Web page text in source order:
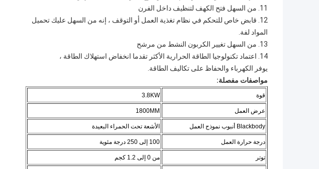
11. من السهل فتح الكهف لتنظيف داخل الفرن
12. قابض خاص للتحكم في نظام تغذية العمل أو التوقف ، إنه من السهل عليك تحميل
المواد لفة.
13. من السهل تغيير الكربون النشط من مرشح
14. اعتماد تكنولوجيا الطاقة الحرارية الأكثر تقدما انخفاض استهلاك الطاقة ،
يوفر الكهرباء والحفاظ على تكاليف الطاقة.
مواصفات مفصلة:
قوة 3.8KW
عرض العمل 1800MM
Blackbody أنبوب نموذج العمل الأشعة تحت الحمراء البعيدة
درجة حرارة العمل 100 إلى 250 درجة مئوية
توتر من 0 إلى 1.2 كجم